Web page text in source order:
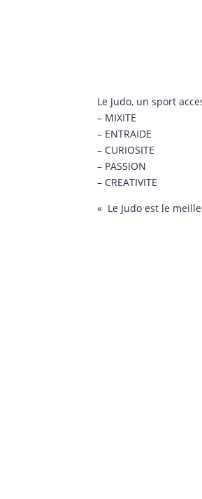
Le Judo, un sport
– MIXITE
– ENTRAIDE
– CURIOSITE
– PASSION
– CREATIVITE
« Le Judo est le